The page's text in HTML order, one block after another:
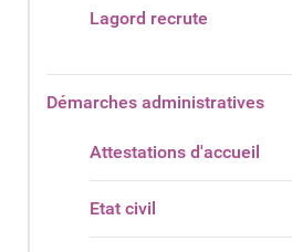
Lagord recrute
Démarches administratives
Attestations d'accueil
Etat civil